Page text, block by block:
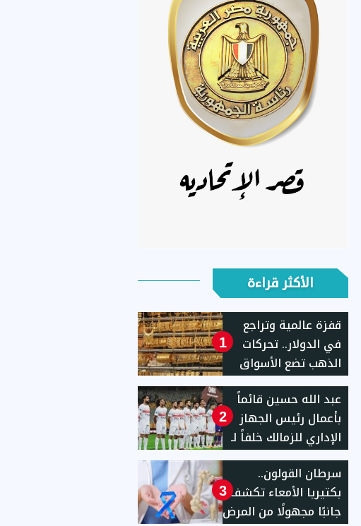
الأكثر قراءة
1
قفزة عالمية وتراجع
في الدولار.. تحركات
الذهب تضع الأسواق
المصرية تحت المجهر
2
عبد الله حسين قائماً
بأعمال رئيس الجهاز
الإداري للزمالك خلفاً لـ
"تيتو"
3
سرطان القولون..
بكتيريا الأمعاء تكشف
جانبًا مجهولًا من المرض